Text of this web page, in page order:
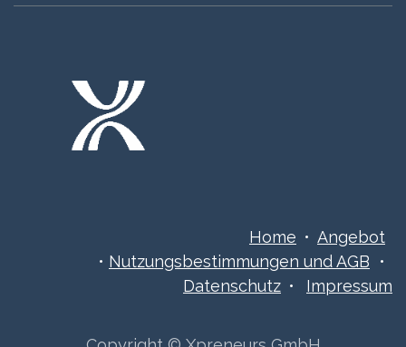
Home • Angebot
• Nutzungsbestimmungen ​​​und AGB •
Datenschutz • Impressum